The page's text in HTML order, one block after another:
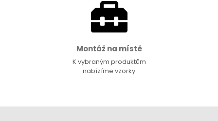
Montáž na místě
K vybraným produktům
nabízíme vzorky